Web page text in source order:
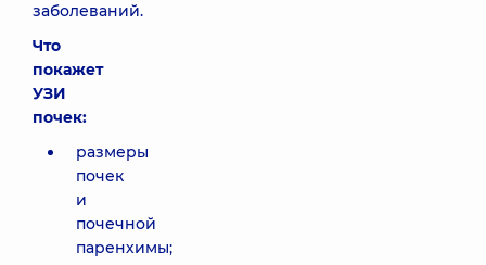
заболеваний.
Что
покажет
УЗИ
почек:
размеры
почек
и
почечной
паренхимы;